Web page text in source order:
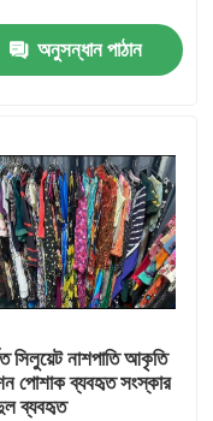
অনুসন্ধান পাঠান
সিলুয়েট নাশপাতি আকৃতি
পোশাক ব্যবহৃত সংস্কার
ব্যবহৃত